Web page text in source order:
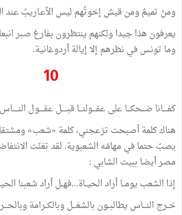
ومنْ تميمٌ ومن قيسٌ إخوتُهم ليس الأعـاريبُ عند
يعرفون هذا جيدا ولكنهم ينتظرون بفارغ صبر
وما تونس في نظرهم إلا إيالة أردوغانية.
10
كفــــانا ضــحكـــا على عقـــولنـــا قبـــــل عقــــول
هناك كلمة أصبحت تزعجني، كلمة «شعب»
يصبّ حتما في مهامّه الشعبوية. لقد تغنّت
مصر أيضا ببيت الشابي :
إذا الشعب يومــا أراد الحيــاة...فهــل أراد شعبنا
خــرج النـــاس يطالبــون بالشغـــل وبالكــرامة